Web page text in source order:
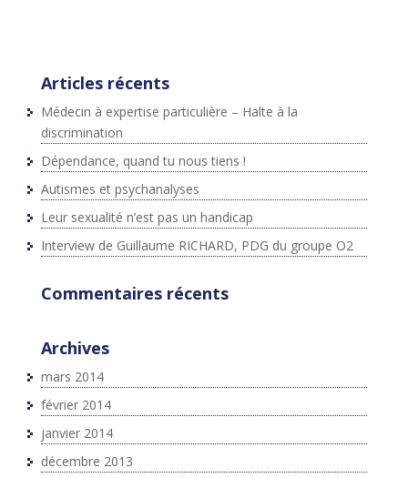
Articles récents
Médecin à expertise particulière – Halte à la
discrimination
Dépendance, quand tu nous tiens !
Autismes et psychanalyses
Leur sexualité n’est pas un handicap
Interview de Guillaume RICHARD, PDG du groupe O2
Commentaires récents
Archives
mars 2014
février 2014
janvier 2014
décembre 2013